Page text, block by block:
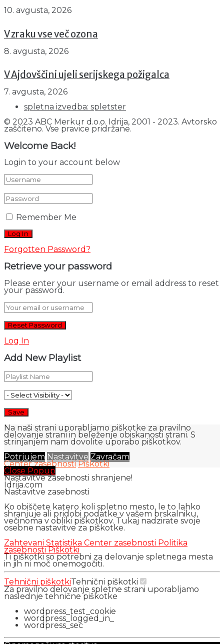
10. avgusta, 2026
V zraku vse več ozona
8. avgusta, 2026
V Ajdovščini ujeli serijskega požigalca
7. avgusta, 2026
spletna izvedba: spletster
© 2023 ABC Merkur d.o.o. Idrija, 2001 - 2023. Avtorsko
zaščiteno. Vse pravice pridržane.
Welcome Back!
Login to your account below
Remember Me
Forgotten Password?
Retrieve your password
Please enter your username or email address to reset
your password.
Log In
Add New Playlist
Na naši strani uporabljamo piškotke za pravilno
delovanje strani in beleženje obiskanosti strani. S
strinjanjem nam dovolite uporabo piškotkov.
Potrjujem Nastavitve Zavračam
Center zasebnosti Piškotki
Close Popup
Nastavitve zasebnosti shranjene!
Idrija.com
Nastavitve zasebnosti
Ko obiščete katero koli spletno mesto, le to lahko
shranjuje ali pridobi podatke v vašem brskalniku,
večinoma v obliki piškotkov. Tukaj nadzirate svoje
osebne nastavitve za piškotke.
Zahtevani Statistika Center zasebnosti Politika
zasebnosti Piškotki
Ti piškotki so potrebni za delovanje spletnega mesta
in jih ni moč onemogočiti.
Tehnični piškotkiTehnični piškotki
Za pravilno delovanje spletne strani uporabljamo
naslednje tehnične piškotke
wordpress_test_cookie
wordpress_logged_in_
wordpress_sec